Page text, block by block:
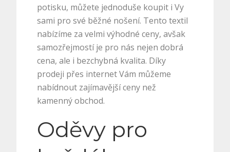
potisku, můžete jednoduše koupit i Vy
sami pro své běžné nošení. Tento textil
nabízíme za velmi výhodné ceny, avšak
samozřejmostí je pro nás nejen dobrá
cena, ale i bezchybná kvalita. Díky
prodeji přes internet Vám můžeme
nabídnout zajímavější ceny než
kamenný obchod.
Oděvy pro